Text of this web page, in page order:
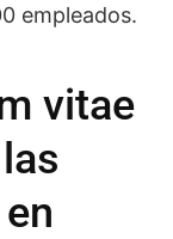
empleados.
vitae